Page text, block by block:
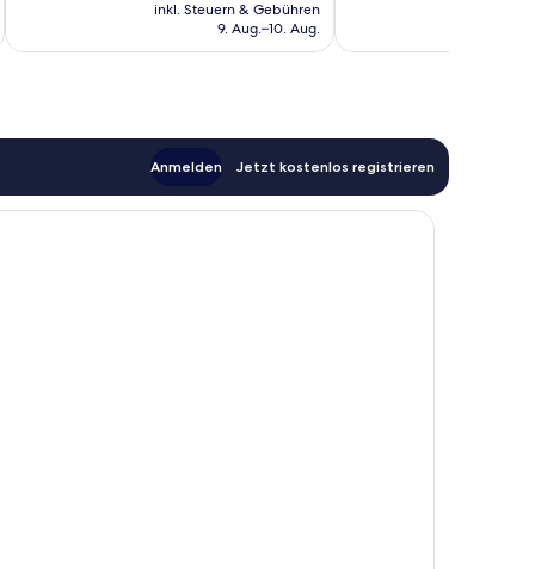
beträgt
inkl. Steuern & Gebühren
9. Aug.–10. Aug.
Anmelden Jetzt kostenlos registrieren